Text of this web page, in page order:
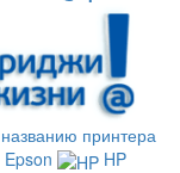
принтера
Epson
HP